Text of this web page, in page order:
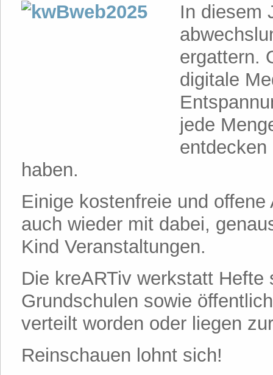
In diesem
ergattern.
digitale
jede
haben.
Einige kostenfreie und
auch wieder mit dabei,
Kind Veranstaltungen.
Die kreARTiv werkstatt
Grundschulen sowie
verteilt worden oder liegen
Reinschauen lohnt sich!